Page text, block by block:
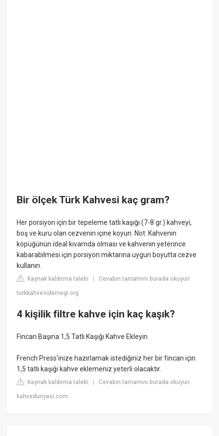
Bir ölçek Türk Kahvesi kaç gram?
Her porsiyon için bir tepeleme tatlı kaşığı (7-8 gr.) kahveyi,
boş ve kuru olan cezvenin içine koyun. Not: Kahvenin
köpüğünün ideal kıvamda olması ve kahvenin yeterince
kabarabilmesi için porsiyon miktarına uygun boyutta cezve
kullanın.
Kaynak kaldırma talebi |Cevabın tamamını burada okuyun:
turkkahvesidernegi.org
4 kişilik filtre kahve için kaç kaşık?
Fincan Başına 1,5 Tatlı Kaşığı Kahve Ekleyin
French Press'inize hazırlamak istediğiniz her bir fincan için
1,5 tatlı kaşığı kahve eklemeniz yeterli olacaktır.
Kaynak kaldırma talebi |Cevabın tamamını burada okuyun:
kahvedunyasi.com